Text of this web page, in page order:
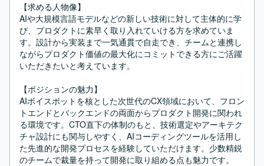
【求める人物像】
AIや大規模言語モデルなどの新しい技術に対して主体的に学
び、プロダクトに素早く取り入れていける方を求めていま
す。設計から実装まで一気通貫で自走でき、チームと連携し
ながらプロダクト価値の最大化にコミットできる方にご活躍
いただきたいと考えています。
【ポジションの魅力】
AIボイスボットを核とした次世代のCX領域において、フロン
トエンドとバックエンドの両面からプロダクト開発に関われ
る環境です。CTO直下の体制のもと、技術選定やアーキテク
チャ設計にも関与しやすく、AIコーディングツールを活用し
た先進的な開発プロセスを経験していただけます。少数精鋭
のチームで裁量を持って開発に取り組める点も魅力です。